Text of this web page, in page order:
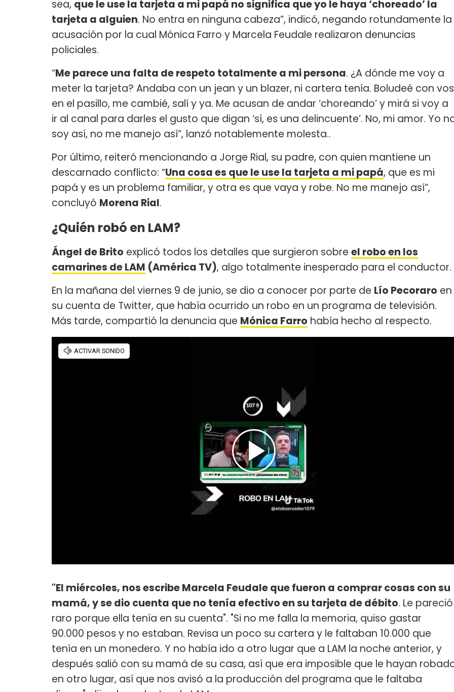
sea, que le use la tarjeta a mi papá no significa que yo le haya ‘choreado’ la
tarjeta a alguien. No entra en ninguna cabeza”, indicó, negando rotundamente la
acusación por la cual Mónica Farro y Marcela Feudale realizaron denuncias
policiales.
“Me parece una falta de respeto totalmente a mi persona. ¿A dónde me voy a
meter la tarjeta? Andaba con un jean y un blazer, ni cartera tenía. Boludeé con vos
en el pasillo, me cambié, salí y ya. Me acusan de andar ‘choreando’ y mirá si voy a
ir al canal para darles el gusto que digan ‘sí, es una delincuente’. No, mi amor. Yo
soy así, no me manejo así”, lanzó notablemente molesta..
Por último, reiteró mencionando a Jorge Rial, su padre, con quien mantiene un
descarnado conflicto: “Una cosa es que le use la tarjeta a mi papá, que es mi
papá y es un problema familiar, y otra es que vaya y robe. No me manejo así”,
concluyó Morena Rial.
¿Quién robó en LAM?
Ángel de Brito explicó todos los detalles que surgieron sobre el robo en los
camarines de LAM (América TV), algo totalmente inesperado para el conductor.
En la mañana del viernes 9 de junio, se dio a conocer por parte de Lío Pecoraro en
su cuenta de Twitter, que había ocurrido un robo en un programa de televisión.
Más tarde, compartió la denuncia que Mónica Farro había hecho al respecto.
"El miércoles, nos escribe Marcela Feudale que fueron a comprar cosas con su
mamá, y se dio cuenta que no tenía efectivo en su tarjeta de débito. Le pareció
raro porque ella tenía en su cuenta". "Si no me falla la memoria, quiso gastar
90.000 pesos y no estaban. Revisa un poco su cartera y le faltaban 10.000 que
tenía en un monedero. Y no había ido a otro lugar que a LAM la noche anterior, y
después salió con su mamá de su casa, así que era imposible que le hayan
en otro lugar, así que nos avisó a la producción del programa que le faltaba